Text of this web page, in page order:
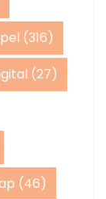
(316)
(27)
(46)